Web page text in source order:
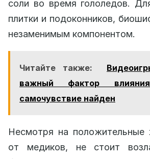
соли во время гололедов.
плитки и подоконников,
незаменимым компонентом.
Читайте также:
важный фактор
самочувствие найден
Несмотря на положительные
от медиков, не стоит